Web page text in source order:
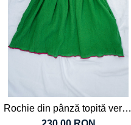
Veste
Tricouri
Veste
Rochie din pânză topită verde
pentru fete